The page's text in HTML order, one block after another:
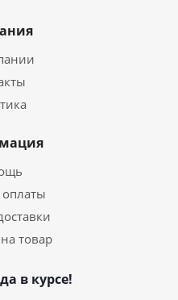
товар
в курсе!